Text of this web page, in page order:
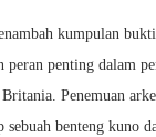
kumpulan
peran penting dalam
Penemuan
sebuah benteng kuno